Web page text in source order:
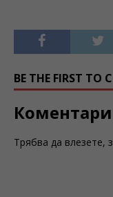
BE THE FIRST TO
Коментари
Трябва да влезете,